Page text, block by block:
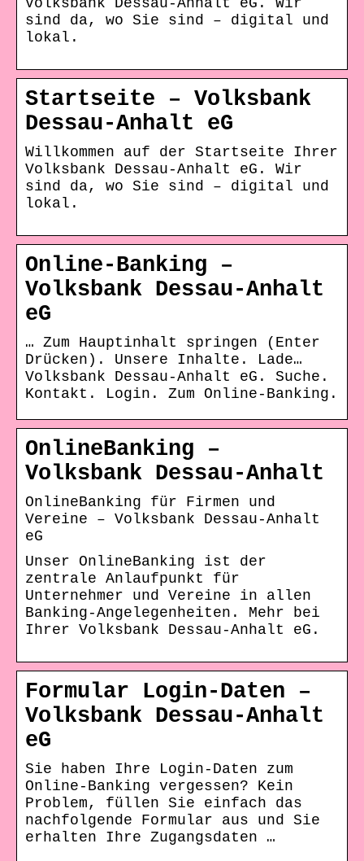
Volksbank Dessau-Anhalt eG. Wir
sind da, wo Sie sind – digital und
lokal.
Startseite – Volksbank
Dessau-Anhalt eG
Willkommen auf der Startseite Ihrer
Volksbank Dessau-Anhalt eG. Wir
sind da, wo Sie sind – digital und
lokal.
Online-Banking –
Volksbank Dessau-Anhalt
eG
… Zum Hauptinhalt springen (Enter
Drücken). Unsere Inhalte. Lade…
Volksbank Dessau-Anhalt eG. Suche.
Kontakt. Login. Zum Online-Banking.
OnlineBanking –
Volksbank Dessau-Anhalt
OnlineBanking für Firmen und
Vereine – Volksbank Dessau-Anhalt
eG
Unser OnlineBanking ist der
zentrale Anlaufpunkt für
Unternehmer und Vereine in allen
Banking-Angelegenheiten. Mehr bei
Ihrer Volksbank Dessau-Anhalt eG.
Formular Login-Daten –
Volksbank Dessau-Anhalt
eG
Sie haben Ihre Login-Daten zum
Online-Banking vergessen? Kein
Problem, füllen Sie einfach das
nachfolgende Formular aus und Sie
erhalten Ihre Zugangsdaten …